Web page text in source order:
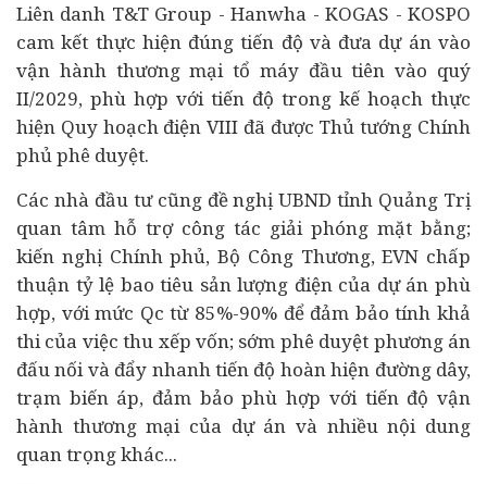
Liên danh T&T Group - Hanwha - KOGAS - KOSPO
cam kết thực hiện đúng tiến độ và đưa dự án vào
vận hành thương mại tổ máy đầu tiên vào quý
II/2029, phù hợp với tiến độ trong kế hoạch thực
hiện Quy hoạch điện VIII đã được Thủ tướng Chính
phủ phê duyệt.
Các nhà đầu tư cũng đề nghị UBND tỉnh Quảng Trị
quan tâm hỗ trợ công tác giải phóng mặt bằng;
kiến nghị Chính phủ, Bộ Công Thương, EVN chấp
thuận tỷ lệ bao tiêu sản lượng điện của dự án phù
hợp, với mức Qc từ 85%-90% để đảm bảo tính khả
thi của việc thu xếp vốn; sớm phê duyệt phương án
đấu nối và đẩy nhanh tiến độ hoàn hiện đường dây,
trạm biến áp, đảm bảo phù hợp với tiến độ vận
hành thương mại của dự án và nhiều nội dung
quan trọng khác...